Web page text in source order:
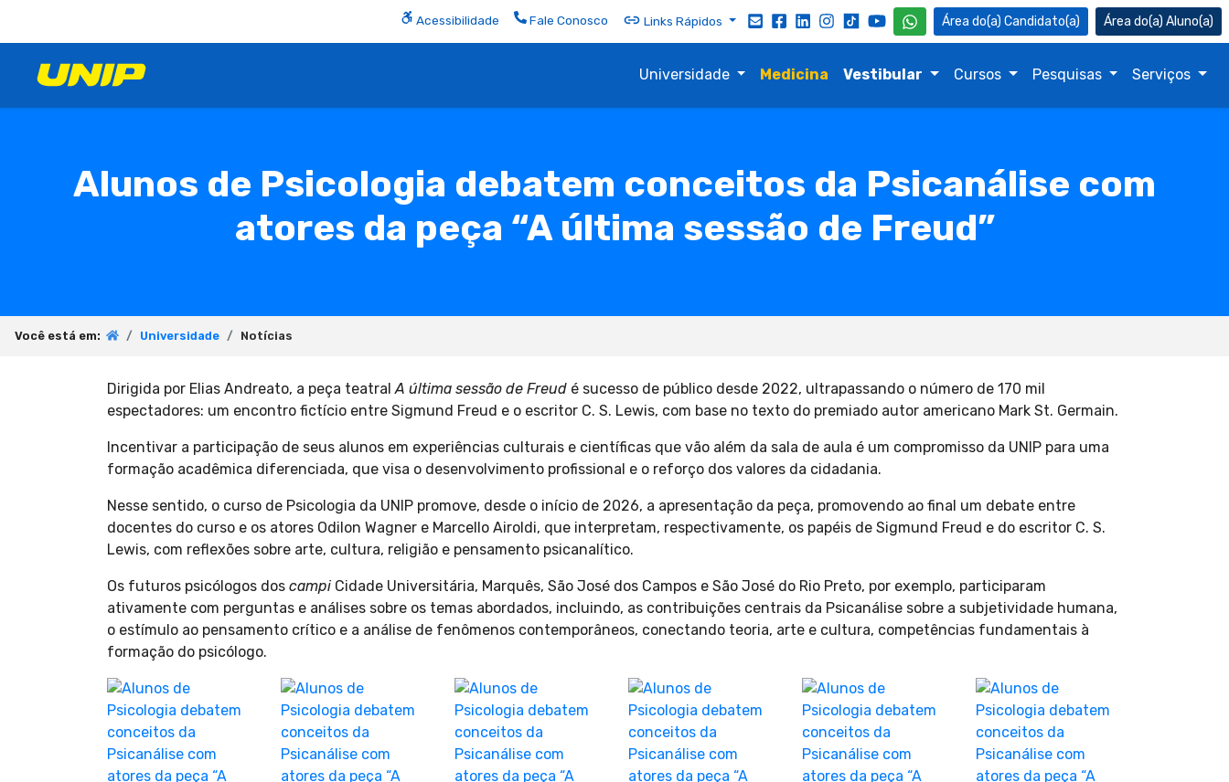
Acessibilidade Fale Conosco Links Rápidos Candidato(a) Aluno(a)
Universidade Medicina Vestibular Cursos Pesquisas Serviços
Alunos de Psicologia debatem conceitos da Psicanálise com
atores da peça “A última sessão de Freud”
Você está em: Universidade Notícias
Dirigida por Elias Andreato, a peça teatral A última sessão de Freud é sucesso de público desde 2022, ultrapassando o número de 170 mil
espectadores: um encontro fictício entre Sigmund Freud e o escritor C. S. Lewis, com base no texto do premiado autor americano Mark St. Germain.
Incentivar a participação de seus alunos em experiências culturais e científicas que vão além da sala de aula é um compromisso da UNIP para uma
formação acadêmica diferenciada, que visa o desenvolvimento profissional e o reforço dos valores da cidadania.
Nesse sentido, o curso de Psicologia da UNIP promove, desde o início de 2026, a apresentação da peça, promovendo ao final um debate entre
docentes do curso e os atores Odilon Wagner e Marcello Airoldi, que interpretam, respectivamente, os papéis de Sigmund Freud e do escritor C. S.
Lewis, com reflexões sobre arte, cultura, religião e pensamento psicanalítico.
Os futuros psicólogos dos campi Cidade Universitária, Marquês, São José dos Campos e São José do Rio Preto, por exemplo, participaram
ativamente com perguntas e análises sobre os temas abordados, incluindo, as contribuições centrais da Psicanálise sobre a subjetividade humana,
o estímulo ao pensamento crítico e a análise de fenômenos contemporâneos, conectando teoria, arte e cultura, competências fundamentais à
formação do psicólogo.